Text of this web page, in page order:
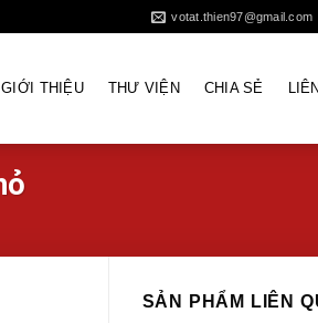
votat.thien97@gmail.com
GIỚI THIỆU THƯ VIỆN CHIA SẺ
SẢN PHẨM LIÊN